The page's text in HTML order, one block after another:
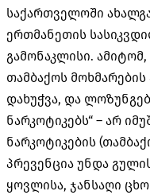
საქართველოში
ერთმანეთის
გამონაკლისი.
თამბაქოს
დახუჭვა, და
ნარკოტიკებს“ – არ
ნარკოტიკების
პრევენცია უნდა
ყოვლისა, ჯანსაღი